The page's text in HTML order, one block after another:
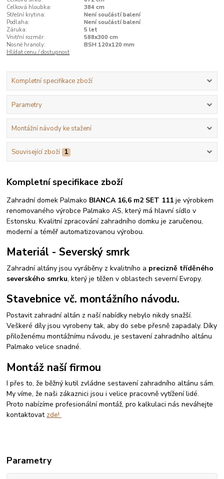
Celková hloubka:
384 cm
Střešní krytina:
Není součástí balení
Podlaha:
Není součástí balení
Záruka:
5 let
Vnitřní rozměr:
588x300 cm
Nosné hranoly:
BSH 120x120 mm
Hlídat cenu / dostupnost
Kompletní specifikace zboží
Parametry
Montážní návody ke stažení
Související zboží 1
Kompletní specifikace zboží
Zahradní domek Palmako BIANCA 16,6 m2 SET 111 je výrobkem
renomovaného výrobce Palmako AS, který má hlavní sídlo v
Estonsku. Kvalitní zpracování zahradního domku je zaručenou,
moderní a téměř automatizovanou výrobou.
Materiál - Severský smrk
Zahradní altány jsou vyráběny z kvalitního a precizně tříděného
severského smrku, který je těžen v oblastech severní Evropy.
Stavebnice vč. montážního návodu.
Postavit zahradní altán z naší nabídky nebylo nikdy snažší.
Veškeré díly jsou vyrobeny tak, aby do sebe přesně zapadaly. Díky
přiloženému montážnímu návodu, je sestavení zahradního altánu
Palmako velice snadné.
Montáž naší firmou
I přes to, že běžný kutil zvládne sestavení zahradního altánu sám.
My víme, že naši zákaznici jsou i velice pracovně vytížení lidé.
Proto nabízíme profesionální montáž, pro kalkulaci nás neváhejte
kontaktovat zde!
Parametry